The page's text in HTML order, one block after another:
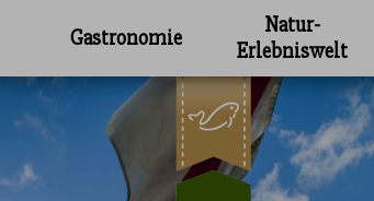
Gastronomie
Natur-
Erlebniswelt